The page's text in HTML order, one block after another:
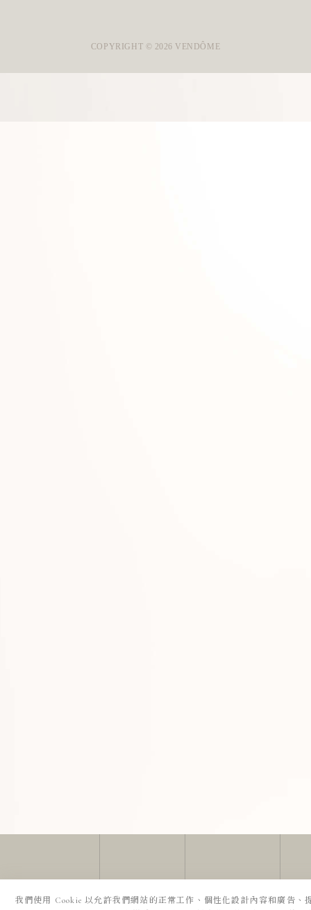
COPYRIGHT © 2026 VENDÔME
我們使用 Cookie 以允許我們網站的正常工作、個性化設計內容和廣告、